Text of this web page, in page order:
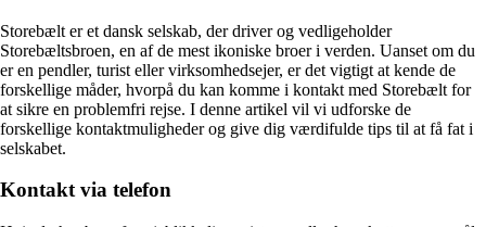
Storebælt er et dansk selskab, der driver og vedligeholder
Storebæltsbroen, en af ​​de mest ikoniske broer i verden. Uanset om du
er en pendler, turist eller virksomhedsejer, er det vigtigt at kende de
forskellige måder, hvorpå du kan komme i kontakt med Storebælt for
at sikre en problemfri rejse. I denne artikel vil vi udforske de
forskellige kontaktmuligheder og give dig værdifulde tips til at få fat i
selskabet.
Kontakt via telefon